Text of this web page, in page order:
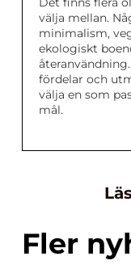
välja mellan.
minimalism,
ekologiskt
fördelar och
välja en som
mål.
Fler